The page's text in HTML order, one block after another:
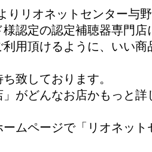
りリオネットセンター与
様認定の認定補聴器専門
用頂けるように、いい
致しております。
」がどんなお店かもっと
ムページで「リオネッ